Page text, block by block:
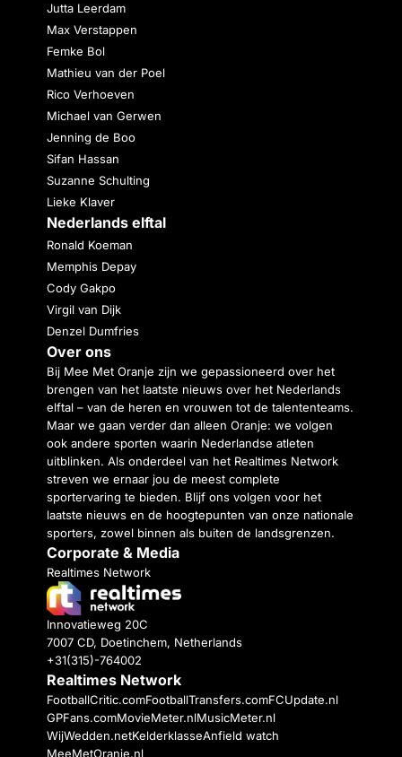
Jutta Leerdam
Max Verstappen
Femke Bol
Mathieu van der Poel
Rico Verhoeven
Michael van Gerwen
Jenning de Boo
Sifan Hassan
Suzanne Schulting
Lieke Klaver
Nederlands elftal
Ronald Koeman
Memphis Depay
Cody Gakpo
Virgil van Dijk
Denzel Dumfries
Over ons
Bij Mee Met Oranje zijn we gepassioneerd over het
brengen van het laatste nieuws over het Nederlands
elftal – van de heren en vrouwen tot de talententeams.
Maar we gaan verder dan alleen Oranje: we volgen
ook andere sporten waarin Nederlandse atleten
uitblinken. Als onderdeel van het Realtimes Network
streven we ernaar jou de meest complete
sportervaring te bieden. Blijf ons volgen voor het
laatste nieuws en de hoogtepunten van onze nationale
sporters, zowel binnen als buiten de landsgrenzen.
Corporate & Media
Realtimes Network
Innovatieweg 20C
7007 CD, Doetinchem, Netherlands
+31(315)-764002
Realtimes Network
FootballCritic.comFootballTransfers.comFCUpdate.nl
GPFans.comMovieMeter.nlMusicMeter.nl
WijWedden.netKelderklasseAnfield watch
MeeMetOranje.nl